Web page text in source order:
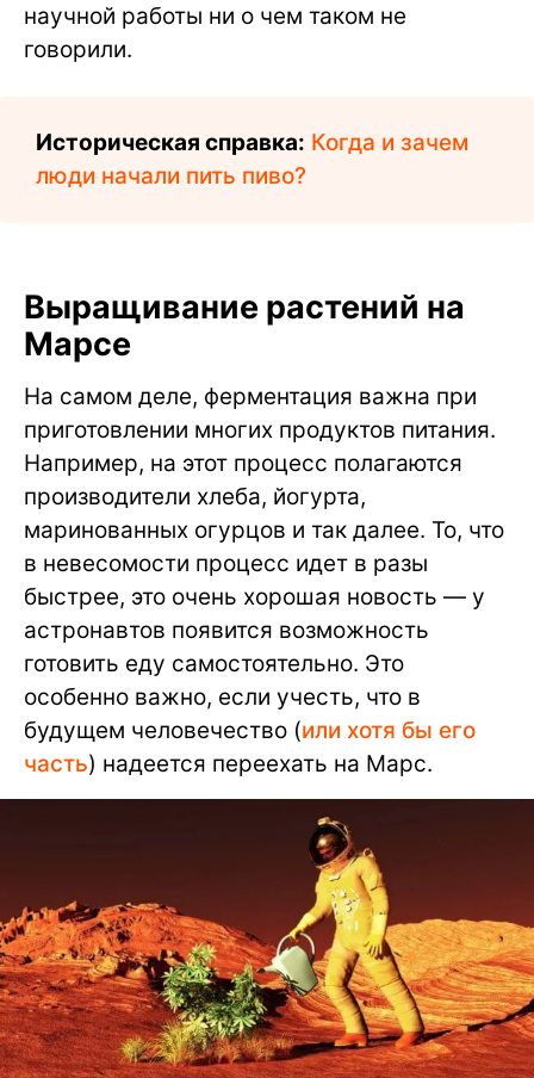
научной работы ни о чем таком не
говорили.
Историческая справка: Когда и зачем
люди начали пить пиво?
Выращивание растений на
Марсе
На самом деле, ферментация важна при
приготовлении многих продуктов питания.
Например, на этот процесс полагаются
производители хлеба, йогурта,
маринованных огурцов и так далее. То, что
в невесомости процесс идет в разы
быстрее, это очень хорошая новость — у
астронавтов появится возможность
готовить еду самостоятельно. Это
особенно важно, если учесть, что в
будущем человечество (или хотя бы его
часть) надеется переехать на Марс.